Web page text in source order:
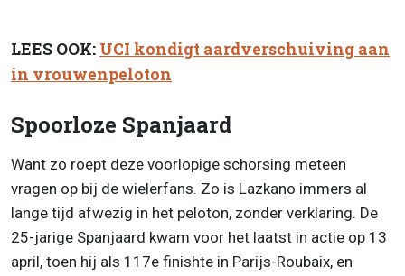
LEES OOK: UCI kondigt aardverschuiving aan
in vrouwenpeloton
Spoorloze Spanjaard
Want zo roept deze voorlopige schorsing meteen
vragen op bij de wielerfans. Zo is Lazkano immers al
lange tijd afwezig in het peloton, zonder verklaring. De
25-jarige Spanjaard kwam voor het laatst in actie op 13
april, toen hij als 117e finishte in Parijs-Roubaix, en